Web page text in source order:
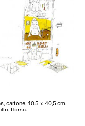
cartone, 40,5 x 40,5 cm.
Roma.